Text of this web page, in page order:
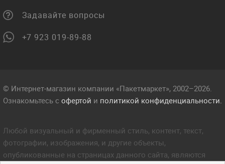
Задавайте вопросы
+7 923 019-89-88
© Интернет-магазин компании «Пакетмаркет», 2002–2026.
Ознакомьтесь с офертой и политикой конфиденциальности.
Любой визуальный и фирменный стиль, контент, текст,
фотографии, изображения, и другие объекты,
опубликованные на страницах данного сайта, являются